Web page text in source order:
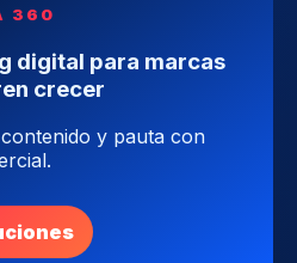
360
digital para marcas
crecer
y pauta con